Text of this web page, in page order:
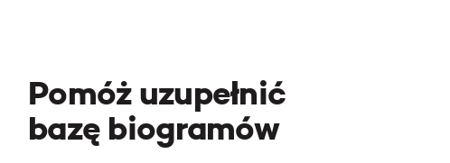
Pomóż uzupełnić
bazę biogramów